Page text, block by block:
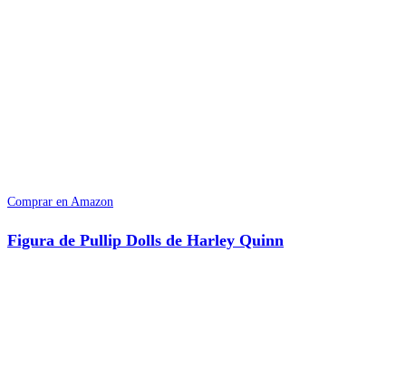
Comprar en Amazon
Figura de Pullip Dolls de Harley Quinn